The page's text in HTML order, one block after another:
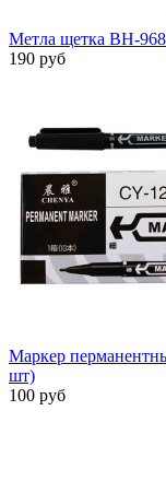
Метла щетка BH-
190 руб
Маркер
шт)
100 руб